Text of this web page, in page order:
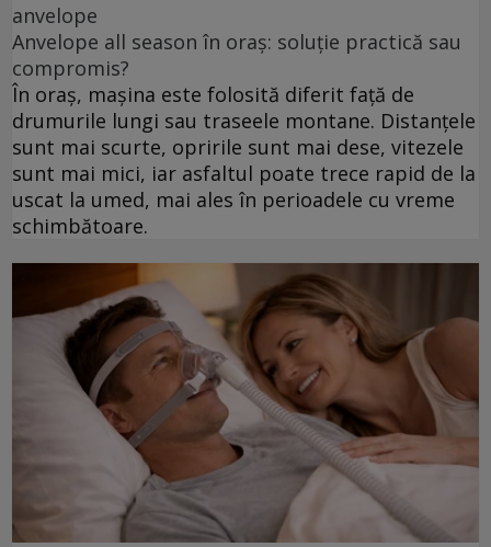
anvelope
Anvelope all season în oraș: soluție practică sau
compromis?
În oraș, mașina este folosită diferit față de
drumurile lungi sau traseele montane. Distanțele
sunt mai scurte, opririle sunt mai dese, vitezele
sunt mai mici, iar asfaltul poate trece rapid de la
uscat la umed, mai ales în perioadele cu vreme
schimbătoare.